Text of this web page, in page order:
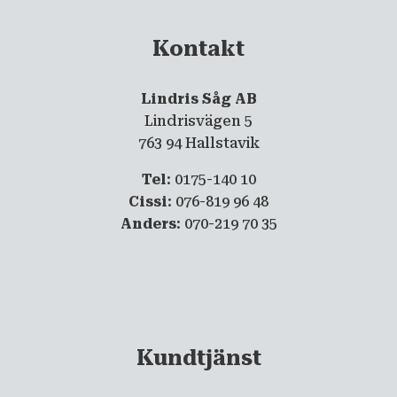
Kontakt
Lindris Såg AB
Lindrisvägen 5
763 94 Hallstavik
Tel: 0175-140 10
Cissi: 076-819 96 48
Anders: 070-219 70 35
Kundtjänst